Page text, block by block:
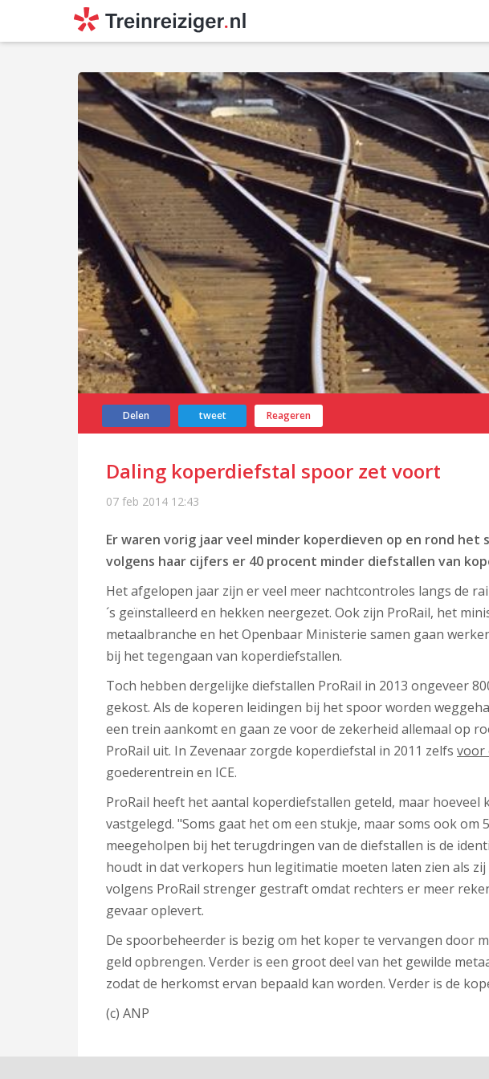
Delen tweet Reageren
Daling koperdiefstal spoor zet voort
07 feb 2014 12:43
Er waren vorig jaar veel minder koperdieven op en rond het
volgens haar cijfers er 40 procent minder diefstallen van
Het afgelopen jaar zijn er veel meer nachtcontroles langs de
´s geïnstalleerd en hekken neergezet. Ook zijn ProRail, het
metaalbranche en het Openbaar Ministerie samen gaan
bij het tegengaan van koperdiefstallen.
Toch hebben dergelijke diefstallen ProRail in 2013 ongeveer
gekost. Als de koperen leidingen bij het spoor worden
een trein aankomt en gaan ze voor de zekerheid allemaal op
ProRail uit. In Zevenaar zorgde koperdiefstal in 2011 zelfs voor
goederentrein en ICE.
ProRail heeft het aantal koperdiefstallen geteld, maar hoeveel
vastgelegd. "Soms gaat het om een stukje, maar soms ook om
meegeholpen bij het terugdringen van de diefstallen is de
houdt in dat verkopers hun legitimatie moeten laten zien als
volgens ProRail strenger gestraft omdat rechters er meer
gevaar oplevert.
De spoorbeheerder is bezig om het koper te vervangen door
geld opbrengen. Verder is een groot deel van het gewilde
zodat de herkomst ervan bepaald kan worden. Verder is de
(c) ANP